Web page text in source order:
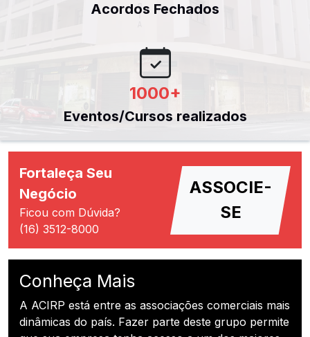
Acordos Fechados
1000+
Eventos/Cursos realizados
Fortaleça Seu
Negócio
Ficou com Dúvida?
(16) 3512-8000
ASSOCIE-
SE
Conheça Mais
A ACIRP está entre as associações comerciais mais
dinâmicas do país. Fazer parte deste grupo permite